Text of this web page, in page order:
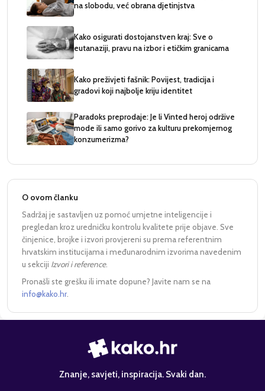
na slobodu, već obrana djetinjstva
Kako osigurati dostojanstven kraj: Sve o
eutanaziji, pravu na izbor i etičkim granicama
Kako preživjeti fašnik: Povijest, tradicija i
gradovi koji najbolje kriju identitet
Paradoks preprodaje: Je li Vinted heroj održive
mode ili samo gorivo za kulturu prekomjernog
konzumerizma?
O ovom članku
Sadržaj je sastavljen uz pomoć umjetne inteligencije i
pregledan kroz uredničku kontrolu kvalitete prije objave. Sve
činjenice, brojke i izvori provjereni su prema referentnim
hrvatskim institucijama i međunarodnim izvorima navedenim
u sekciji Izvori i reference.
Pronašli ste grešku ili imate dopune? Javite nam se na
info@kako.hr.
Znanje, savjeti, inspiracija. Svaki dan.